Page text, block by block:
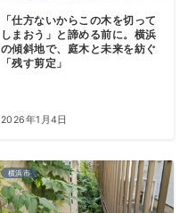
「仕方ないからこの木を切って
しまおう」と諦める前に。横浜
の傾斜地で、庭木と未来を紡ぐ
「残す剪定」
2026年1月4日
横浜市